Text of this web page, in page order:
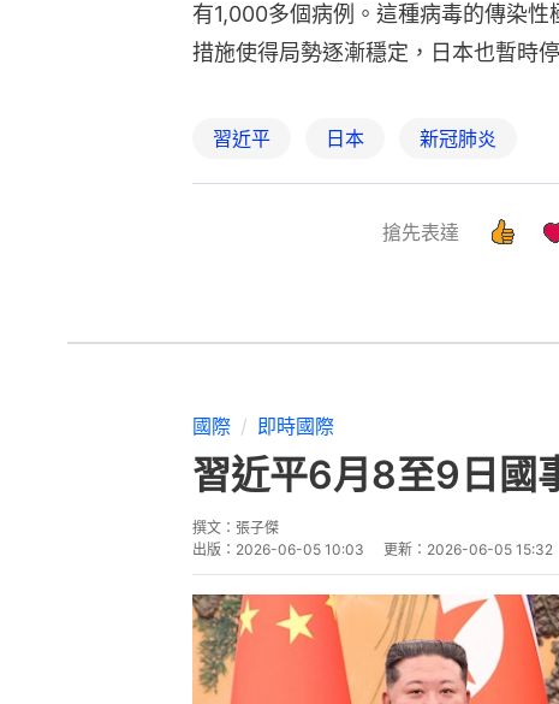
有1,000多個病例。這種病毒的傳染
措施使得局勢逐漸穩定，日本也暫時停
習近平 日本 新冠肺炎
搶先表達
國際 即時國際
習近平6月8至9日
撰文： 張子傑
出版： 2026-06-05 10:03 更新： 2026-06-05 15:32